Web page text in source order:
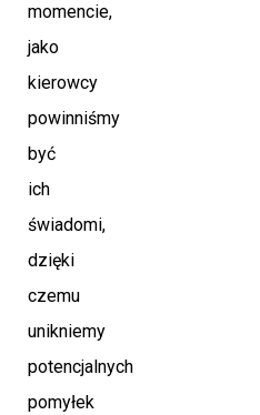
momencie,
jako
kierowcy
powinniśmy
być
ich
świadomi,
dzięki
czemu
unikniemy
potencjalnych
pomyłek